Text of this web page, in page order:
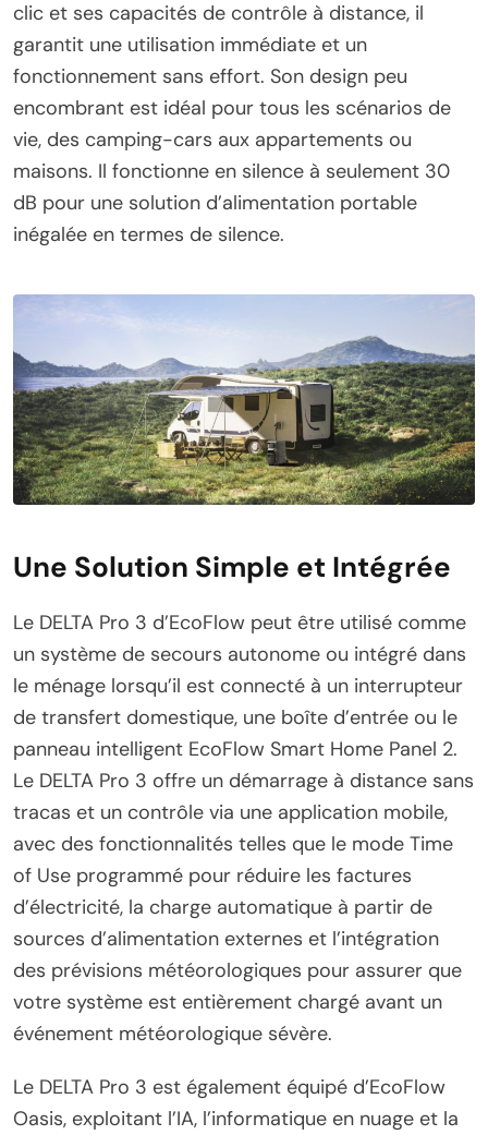
clic et ses capacités de contrôle à distance, il
garantit une utilisation immédiate et un
fonctionnement sans effort. Son design peu
encombrant est idéal pour tous les scénarios de
vie, des camping-cars aux appartements ou
maisons. Il fonctionne en silence à seulement 30
dB pour une solution d’alimentation portable
inégalée en termes de silence.
Une Solution Simple et Intégrée
Le DELTA Pro 3 d’EcoFlow peut être utilisé comme
un système de secours autonome ou intégré dans
le ménage lorsqu’il est connecté à un interrupteur
de transfert domestique, une boîte d’entrée ou le
panneau intelligent EcoFlow Smart Home Panel 2.
Le DELTA Pro 3 offre un démarrage à distance sans
tracas et un contrôle via une application mobile,
avec des fonctionnalités telles que le mode Time
of Use programmé pour réduire les factures
d’électricité, la charge automatique à partir de
sources d’alimentation externes et l’intégration
des prévisions météorologiques pour assurer que
votre système est entièrement chargé avant un
événement météorologique sévère.
Le DELTA Pro 3 est également équipé d’EcoFlow
Oasis, exploitant l’IA, l’informatique en nuage et la